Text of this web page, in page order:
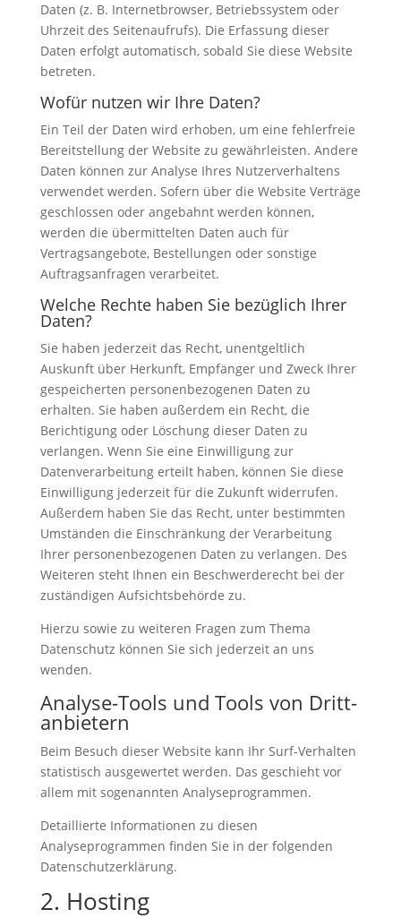
Daten (z. B. Internetbrowser, Betriebssystem oder
Uhrzeit des Seitenaufrufs). Die Erfassung dieser
Daten erfolgt automatisch, sobald Sie diese Website
betreten.
Wofür nutzen wir Ihre Daten?
Ein Teil der Daten wird erhoben, um eine fehlerfreie
Bereitstellung der Website zu gewährleisten. Andere
Daten können zur Analyse Ihres Nutzerverhaltens
verwendet werden. Sofern über die Website Verträge
geschlossen oder angebahnt werden können,
werden die übermittelten Daten auch für
Vertragsangebote, Bestellungen oder sonstige
Auftragsanfragen verarbeitet.
Welche Rechte haben Sie bezüglich Ihrer
Daten?
Sie haben jederzeit das Recht, unentgeltlich
Auskunft über Herkunft, Empfänger und Zweck Ihrer
gespeicherten personenbezogenen Daten zu
erhalten. Sie haben außerdem ein Recht, die
Berichtigung oder Löschung dieser Daten zu
verlangen. Wenn Sie eine Einwilligung zur
Datenverarbeitung erteilt haben, können Sie diese
Einwilligung jederzeit für die Zukunft widerrufen.
Außerdem haben Sie das Recht, unter bestimmten
Umständen die Einschränkung der Verarbeitung
Ihrer personenbezogenen Daten zu verlangen. Des
Weiteren steht Ihnen ein Beschwerderecht bei der
zuständigen Aufsichtsbehörde zu.
Hierzu sowie zu weiteren Fragen zum Thema
Datenschutz können Sie sich jederzeit an uns
wenden.
Analyse-Tools und Tools von Dritt­
anbietern
Beim Besuch dieser Website kann Ihr Surf-Verhalten
statistisch ausgewertet werden. Das geschieht vor
allem mit sogenannten Analyseprogrammen.
Detaillierte Informationen zu diesen
Analyseprogrammen finden Sie in der folgenden
Datenschutzerklärung.
2. Hosting